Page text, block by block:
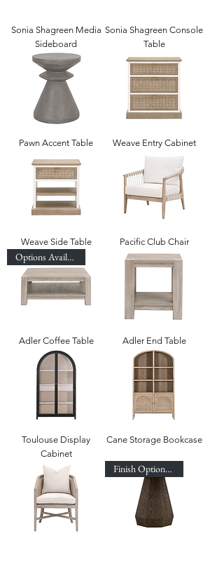
Sonia Shagreen Media
Sideboard
Sonia Shagreen Console
Table
Pawn Accent Table Weave Entry Cabinet
Weave Side Table Pacific Club Chair
Options Available
Adler Coffee Table Adler End Table
Toulouse Display
Cabinet
Cane Storage Bookcase
Finish Options Available!